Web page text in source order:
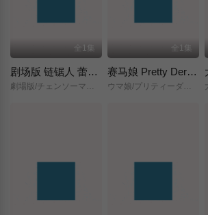
全1集
剧场版 链锯人 蕾塞篇(正式版)
全1集
赛马娘 Pretty Derby 新时代之门